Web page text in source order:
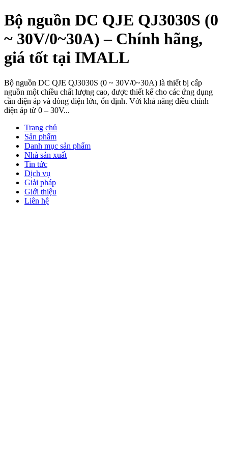
Bộ nguồn DC QJE QJ3030S (0
~ 30V/0~30A) – Chính hãng,
giá tốt tại IMALL
Bộ nguồn DC QJE QJ3030S (0 ~ 30V/0~30A) là thiết bị cấp
nguồn một chiều chất lượng cao, được thiết kế cho các ứng dụng
cần điện áp và dòng điện lớn, ổn định. Với khả năng điều chỉnh
điện áp từ 0 – 30V...
Trang chủ
Sản phẩm
Danh mục sản phẩm
Nhà sản xuất
Tin tức
Dịch vụ
Giải pháp
Giới thiệu
Liên hệ